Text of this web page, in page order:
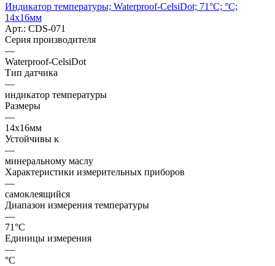
Индикатор температуры; Waterproof-CelsiDot; 71°C; °C;
14x16мм
Арт.: CDS-071
Серия производителя
—
Waterproof-CelsiDot
Тип датчика
—
индикатор температуры
Размеры
—
14x16мм
Устойчивы к
—
минеральному маслу
Характеристики измерительных приборов
—
самоклеящийся
Диапазон измерения температуры
—
71°C
Единицы измерения
—
°C